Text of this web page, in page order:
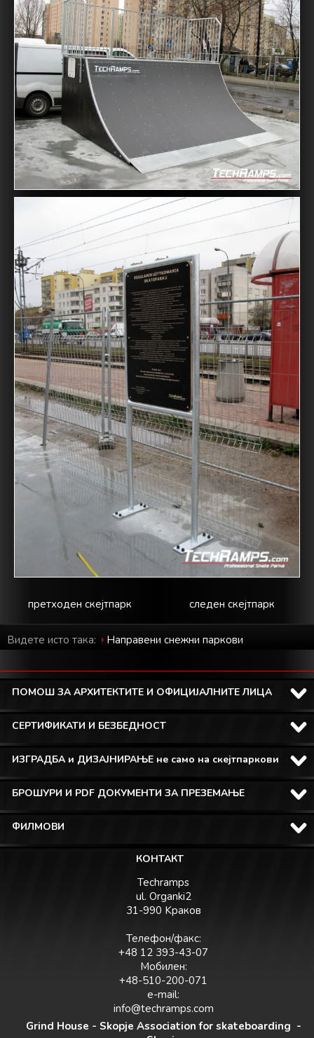
следен скејтпарк
претходен скејтпарк
Видете исто така: Направени снежни паркови
ПОМОШ ЗА АРХИТЕКТИТЕ И ОФИЦИЈАЛНИТЕ ЛИЦА
СЕРТИФИКАТИ И БЕЗБЕДНОСТ
ИЗГРАДБА и ДИЗАЈНИРАЊЕ не само на скејтпаркови
БРОШУРИ И PDF ДОКУМЕНТИ ЗА ПРЕЗЕМАЊЕ
ФИЛМОВИ
КОНТАКТ
Techramps
ul. Organki2
31-990 Kраков
Телефон/факс:
+48 12 393-43-07
Мобилен:
+48-510-200-071
e-mail:
info@techramps.com
Grind House - Skopje Association for skateboarding -